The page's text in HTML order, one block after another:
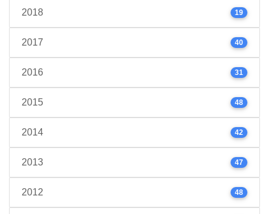
2018 19
2017 40
2016 31
2015 48
2014 42
2013 47
2012 48